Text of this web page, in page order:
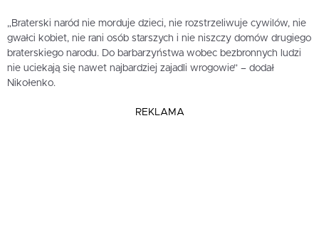
„Braterski naród nie morduje dzieci, nie rozstrzeliwuje cywilów, nie
gwałci kobiet, nie rani osób starszych i nie niszczy domów drugiego
braterskiego narodu. Do barbarzyństwa wobec bezbronnych ludzi
nie uciekają się nawet najbardziej zajadli wrogowie” – dodał
Nikołenko.
REKLAMA